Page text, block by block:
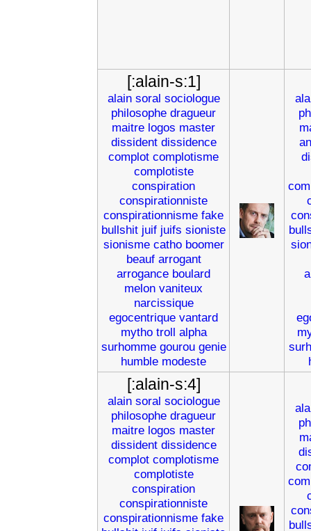
[:alain-s:1]
alain soral sociologue
philosophe dragueur
maitre logos master
dissident dissidence
complot complotisme
complotiste
conspiration
conspirationniste
conspirationnisme fake
bullshit juif juifs sioniste
sionisme catho boomer
beauf arrogant
arrogance boulard
melon vaniteux
narcissique
egocentrique vantard
mytho troll alpha
surhomme gourou genie
humble modeste
[:alain-s:4]
alain soral sociologue
philosophe dragueur
maitre logos master
dissident dissidence
complot complotisme
complotiste
conspiration
conspirationniste
conspirationnisme fake